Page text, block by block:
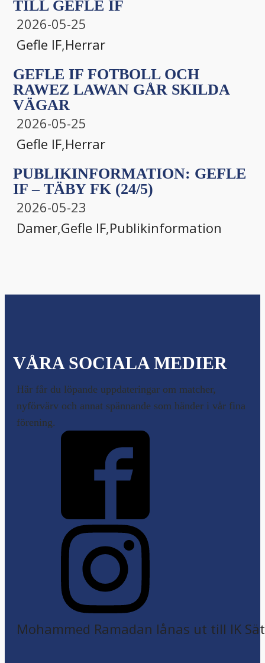
TILL GEFLE IF
2026-05-25
Gefle IF,Herrar
GEFLE IF FOTBOLL OCH
RAWEZ LAWAN GÅR SKILDA
VÄGAR
2026-05-25
Gefle IF,Herrar
PUBLIKINFORMATION: GEFLE
IF – TÄBY FK (24/5)
2026-05-23
Damer,Gefle IF,Publikinformation
VÅRA SOCIALA MEDIER
Här får du löpande uppdateringar om matcher,
nyförvärv och annat spännande som händer i vår fina
förening.
Mohammed Ramadan lånas ut till IK